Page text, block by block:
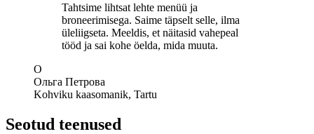
Tahtsime lihtsat lehte menüü ja
broneerimisega. Saime täpselt selle, ilma
üleliigseta. Meeldis, et näitasid vahepeal
tööd ja sai kohe öelda, mida muuta.
О
Ольга Петрова
Kohviku kaasomanik, Tartu
Seotud teenused